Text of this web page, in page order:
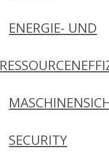
ENERGIE- UND
SECURITY